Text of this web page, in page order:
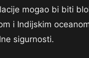
mogao bi biti
i Indijskim
sigurnosti.